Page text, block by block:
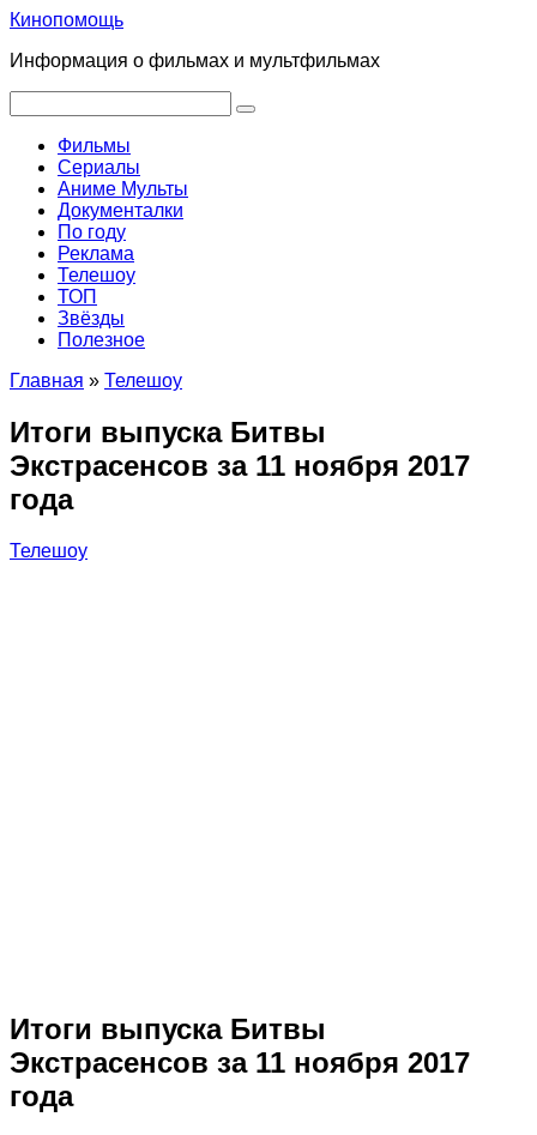
Перейти
контенту
Кинопомощь
Информация о фильмах и мультфильмах
Фильмы
Сериалы
Аниме Мульты
Документалки
По году
Реклама
Телешоу
ТОП
Звёзды
Полезное
Главная » Телешоу
Итоги выпуска Битвы
Экстрасенсов за 11 ноября 2017
года
Телешоу
Итоги выпуска Битвы
Экстрасенсов за 11 ноября 2017
года